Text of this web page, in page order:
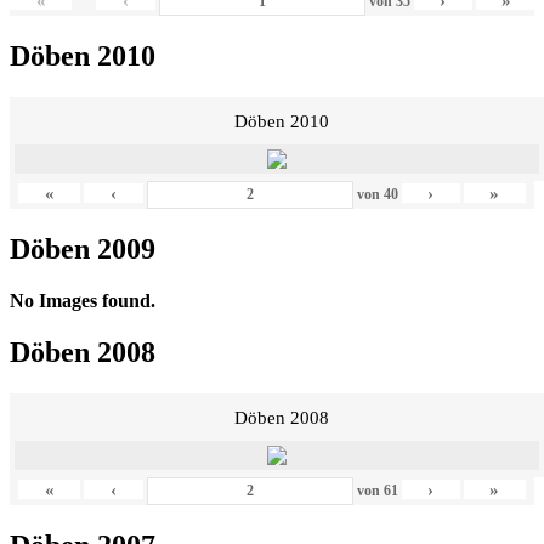
Döben 2010
Döben 2010
« ‹ von 40 › »
Döben 2009
No Images found.
Döben 2008
Döben 2008
« ‹ von 61 › »